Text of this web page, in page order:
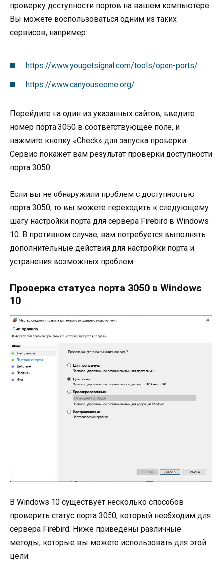
проверку доступности портов на вашем компьютере.
Вы можете воспользоваться одним из таких
сервисов, например:
https://www.yougetsignal.com/tools/open-ports/
https://www.canyouseeme.org/
Перейдите на один из указанных сайтов, введите
номер порта 3050 в соответствующее поле, и
нажмите кнопку «Check» для запуска проверки.
Сервис покажет вам результат проверки доступности
порта 3050.
Если вы не обнаружили проблем с доступностью
порта 3050, то вы можете переходить к следующему
шагу настройки порта для сервера Firebird в Windows
10. В противном случае, вам потребуется выполнять
дополнительные действия для настройки порта и
устранения возможных проблем.
Проверка статуса порта 3050 в Windows
10
В Windows 10 существует несколько способов
проверить статус порта 3050, который необходим для
сервера Firebird. Ниже приведены различные
методы, которые вы можете использовать для этой
цели: